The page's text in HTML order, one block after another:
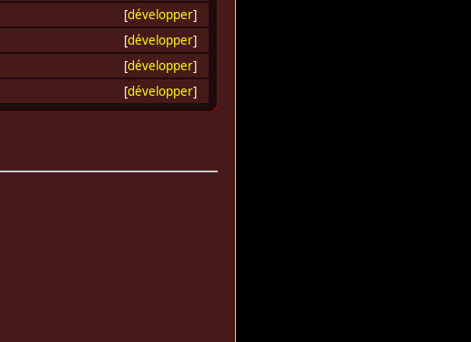
[développer]
[développer]
[développer]
[développer]